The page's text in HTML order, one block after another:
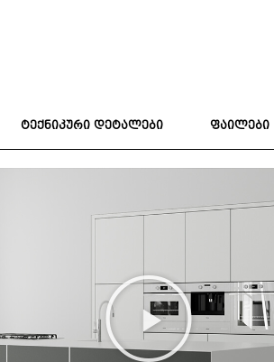
ტექნიკური დეტალები ფაილები